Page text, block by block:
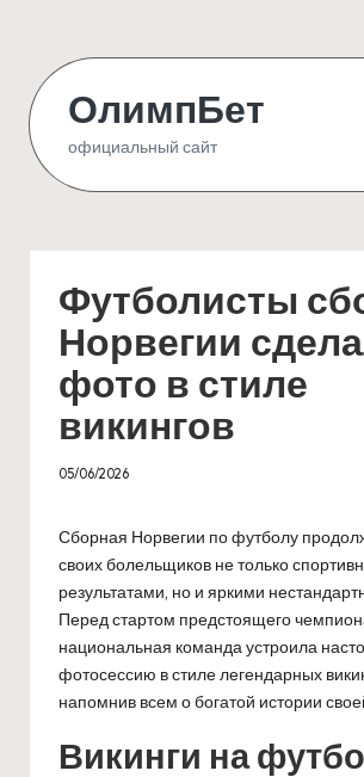
content
ОлимпБет
официальный сайт
Футболисты
Норвегии
фото в стиле
викингов
05/06/2026
Сборная Норвегии по футболу
своих болельщиков не только
результатами, но и яркими
Перед стартом предстоящего
национальная команда устроила
фотосессию в стиле легендарных
напомнив всем о богатой истории
Викинги на